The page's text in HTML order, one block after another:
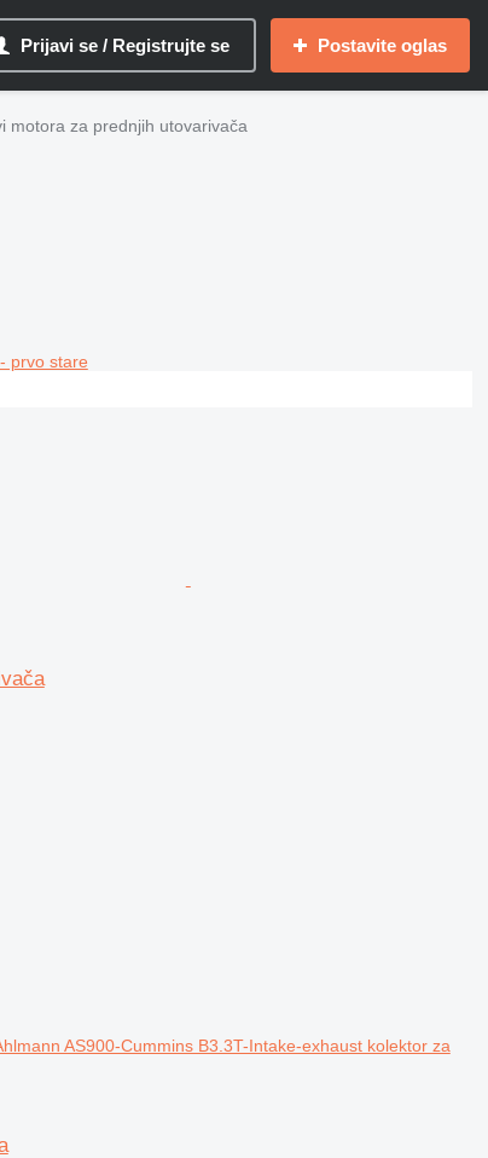
Prijavi se / Registrujte se Postavite oglas
motora za prednjih utovarivača
prvo stare
AS900-Cummins B3.3T-Intake-exhaust kolektor za